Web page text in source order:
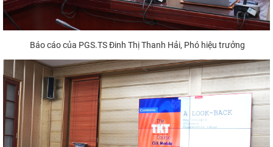
Báo cáo của PGS.TS Đinh Thị Thanh Hải, Phó hiệu trưởng